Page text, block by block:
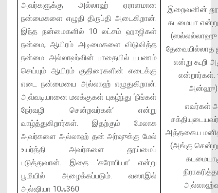
அவர்களுக்கு அல்லாஹ் ஏராளமான
நன்மைகளை எழுதி திருப்தி அடைகிறான்.
இந்த நன்மைகளில் 10 லட்சம் ஹாஜிகள்
நன்மை, ஆயிரம் அடிமைகளை விடுவித்த
நன்மை. அல்லாஹ்வின் பாதையில் பயணம்
செய்யும் ஆயிரம் குதிரைகளின் எடைக்கு
எடை நன்மையை அல்லாஹ் எழுதுகிறான்.
அவ்வடியானை மலக்குகள் புகழ்ந்து ‘நீங்கள்
நேர்வழி சென்றவர்கள்’ என்று
வாழ்த்துகிறார்கள். இதற்கும் மேலாக
அவர்களை அல்லாஹ் தன் அர்ஷுக்கு மேல்
உயர்த்தி அவர்களை தூய்மைப்
படுத்துவான். இதை ‘கரோபியா’ என்று
பூமியில் அழைக்கப்படும். வஸாஇல்
அல்ஷியா 10ஃ360
இறைவனின்
கடமையா
(ஸல்லல்லாஹு
தேவையில்லாத
என்று கூறி
என்றார்கள்.
அன்ஹு)
எவர்கள்
அத்தகைய
(அங்கு